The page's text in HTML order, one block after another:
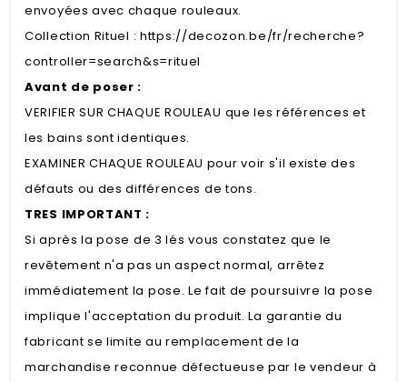
envoyées avec chaque rouleaux.
Collection Rituel : https://decozon.be/fr/recherche?
controller=search&s=rituel
Avant de poser :
VERIFIER SUR CHAQUE ROULEAU que les références et
les bains sont identiques.
EXAMINER CHAQUE ROULEAU pour voir s'il existe des
défauts ou des différences de tons.
TRES IMPORTANT :
Si après la pose de 3 lés vous constatez que le
revêtement n'a pas un aspect normal, arrêtez
immédiatement la pose. Le fait de poursuivre la pose
implique l'acceptation du produit. La garantie du
fabricant se limite au remplacement de la
marchandise reconnue défectueuse par le vendeur à